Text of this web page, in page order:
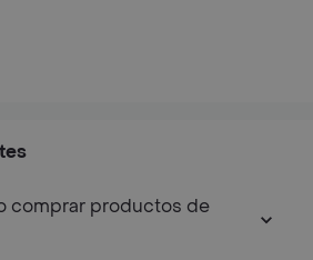
comprar productos de